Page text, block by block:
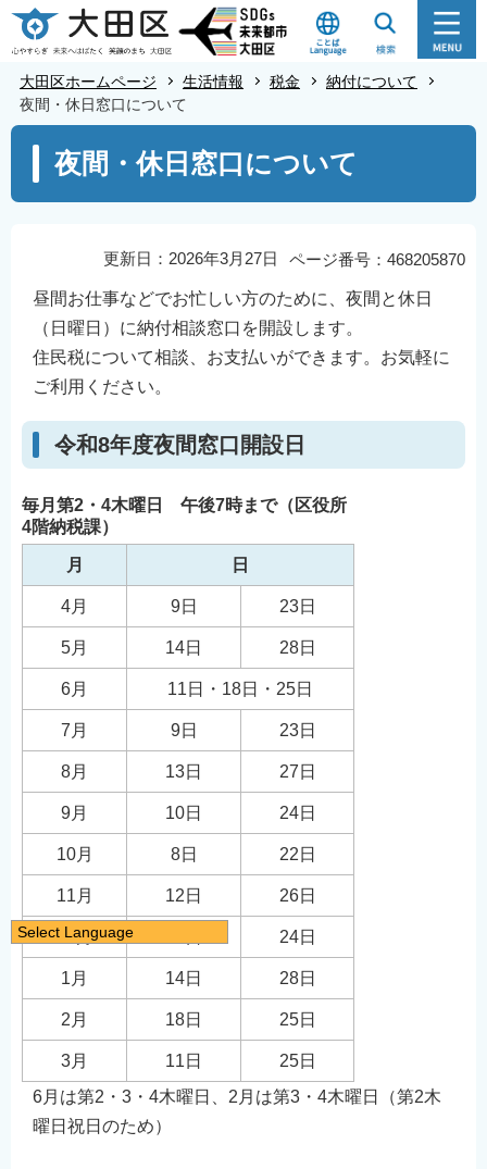
こ
の
ジ
大田区ホームページ 生活情報 税金
納付について
夜間・休日窓口について
こ
夜間・休日窓口について
ページ番号：468205870
更新日：2026年3月27日
昼間お仕事などでお忙しい方のために、夜間と休日
（日曜日）に納付相談窓口を開設します。
住民税について相談、お支払いができます。お気軽に
ご利用ください。
令和8年度夜間窓口開設日
毎月第2・4木曜日 午後7時まで（区役所
4階納税課）
月 日
4月 9日 23日
5月 14日 28日
6月 11日・18日・25日
7月 9日 23日
8月 13日 27日
9月 10日 24日
10月 8日 22日
11月 12日 26日
12月 24日
1月 14日 28日
2月 18日 25日
3月 11日
25日
6月は第2・3・4木曜日、2月は第3・4木曜日（第2木
曜日祝日のため）
Select Language
日本語
English
简体中文
繁體中文
한국어
नेपाली